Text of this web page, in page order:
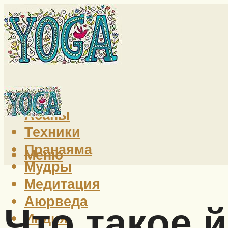
Йога
Асаны
Техники
Пранаяма
Мудры
Медитация
Аюрведа
Индия
Меню